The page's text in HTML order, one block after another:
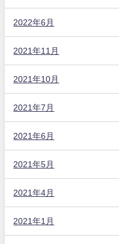
2022年6月
2021年11月
2021年10月
2021年7月
2021年6月
2021年5月
2021年4月
2021年1月